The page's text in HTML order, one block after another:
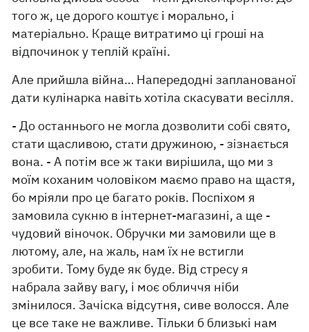
того ж, це дорого коштує і морально, і
матеріально. Краще витратимо ці гроші на
відпочинок у теплій країні.
Але прийшла війна… Напередодні запланованої
дати кулінарка навіть хотіла скасувати весілля.
- До останнього не могла дозволити собі свято,
стати щасливою, стати дружиною, - зізнається
вона. - А потім все ж таки вирішила, що ми з
моїм коханим чоловіком маємо право на щастя,
бо мріяли про це багато років. Поспіхом я
замовила сукню в інтернет-магазині, а ще -
чудовий віночок. Обручки ми замовили ще в
лютому, але, на жаль, нам їх не встигли
зробити. Тому буде як буде. Від стресу я
набрала зайву вагу, і моє обличчя ніби
змінилося. Зачіска відсутня, сиве волосся. Але
це все таке не важливе. Тільки б близькі нам